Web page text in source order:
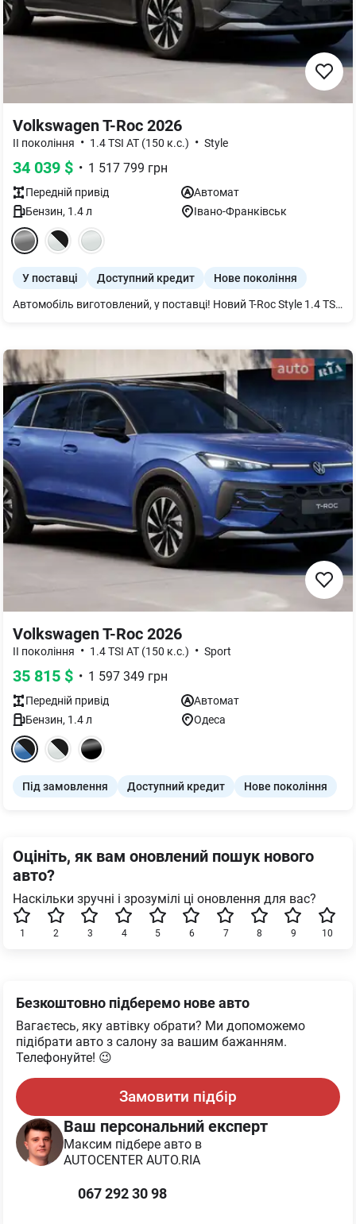
Volkswagen T-Roc 2026
ІІ покоління • 1.4 TSI AT (150 к.с.) • Style
34 039 $ • 1 517 799 грн
Передній привід
Автомат
Бензин, 1.4л Івано-Франківськ
У поставці Доступний кредит Нове покоління
Автомобіль виготовлений, у поставці! Новий T-Roc Style 1.4 TSI / Бензин / 1.4 л / 150 к.с. / 8-ступ. АКП
Volkswagen T-Roc 2026
ІІ покоління • 1.4 TSI AT (150 к.с.) • Sport
35 815 $ • 1 597 349 грн
Передній привід
Автомат
Бензин, 1.4л Одеса
Під замовлення Доступний кредит Нове покоління
Оцініть, як вам оновлений пошук нового
авто?
Наскільки зручні і зрозумілі ці оновлення для вас?
10
9
8
7
6
5
4
3
2
1
Безкоштовно підберемо нове авто
Вагаєтесь, яку автівку обрати? Ми допоможемо
підібрати авто з салону за вашим бажанням.
Телефонуйте! 😉
Замовити підбір
Ваш персональний експерт
Максим підбере авто в
AUTOCENTER AUTO.RIA
067 292 30 98